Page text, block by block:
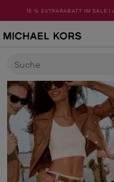
15 % EXTRARABATT IM SALE |
Suche